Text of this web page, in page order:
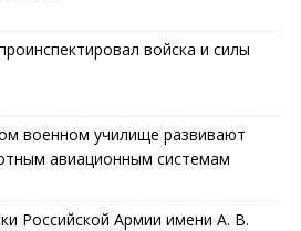
войска и силы
военном училище развивают
авиационным системам
Российской Армии имени А. В.